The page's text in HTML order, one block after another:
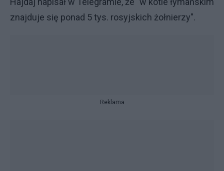
znajduje się ponad 5 tys. rosyjskich żołnierzy".
Reklama